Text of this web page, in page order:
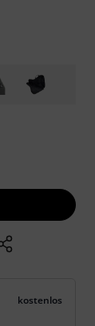
kostenlos